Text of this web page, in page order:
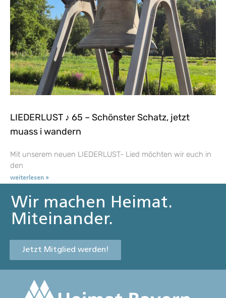
LIEDERLUST ♪ 65 – Schönster Schatz, jetzt
muass i wandern
Mit unserem neuen LIEDERLUST- Lied möchten wir euch in
den
weiterlesen »
Wir machen Heimat.
Miteinander.
Jetzt Mitglied werden!